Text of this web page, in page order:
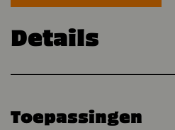
Details
Toepassingen